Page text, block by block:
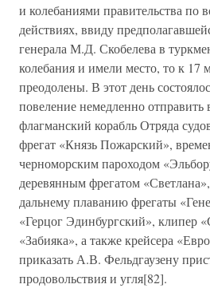
и колебаниями правительства по
действиях, ввиду
генерала М.Д. Скобелева в
колебания и имели место, то к 17
преодолены. В этот день
повеление немедленно отправить
флагманский корабль Отряда
фрегат «Князь Пожарский»,
черноморским пароходом
деревянным фрегатом
дальнему плаванию фрегаты
«Герцог Эдинбургский», клипер
«Забияка», а также крейсера
приказать А.В. Фельдгаузену
продовольствия и угля[82].